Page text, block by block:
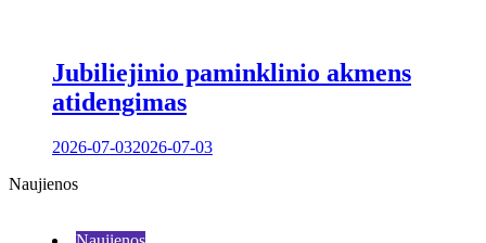
Jubiliejinio paminklinio akmens
atidengimas
2026-07-032026-07-03
Naujienos